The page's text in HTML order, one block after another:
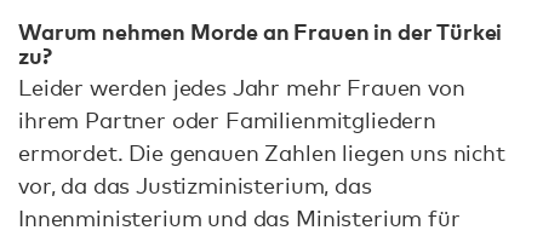
Warum nehmen Morde an Frauen in der Türkei
zu?
Leider werden jedes Jahr mehr Frauen von
ihrem Partner oder Familienmitgliedern
ermordet. Die genauen Zahlen liegen uns nicht
vor, da das Justizministerium, das
Innenministerium und das Ministerium für